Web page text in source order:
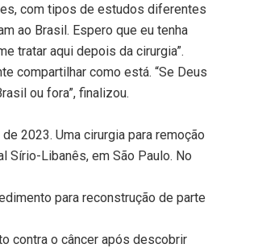
com tipos de estudos diferentes
ao Brasil. Espero que eu tenha
tratar aqui depois da cirurgia”.
compartilhar como está. “Se Deus
ou fora”, finalizou.
2023. Uma cirurgia para remoção
Sírio-Libanês, em São Paulo. No
para reconstrução de parte
contra o câncer após descobrir